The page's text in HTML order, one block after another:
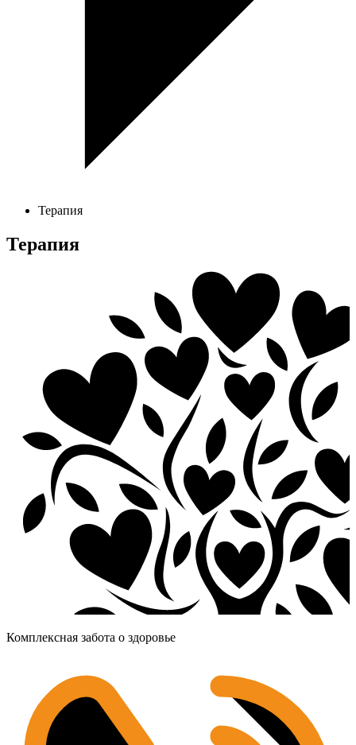
Терапия
Терапия
Комплексная забота о здоровье